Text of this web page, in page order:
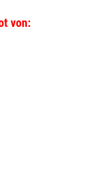
von: